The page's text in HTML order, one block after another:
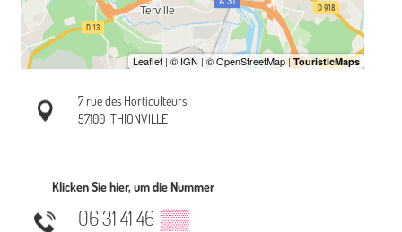
7 rue des Horticulteurs
57100 THIONVILLE
Klicken Sie hier, um die Nummer
06 31 41 46 ▒▒